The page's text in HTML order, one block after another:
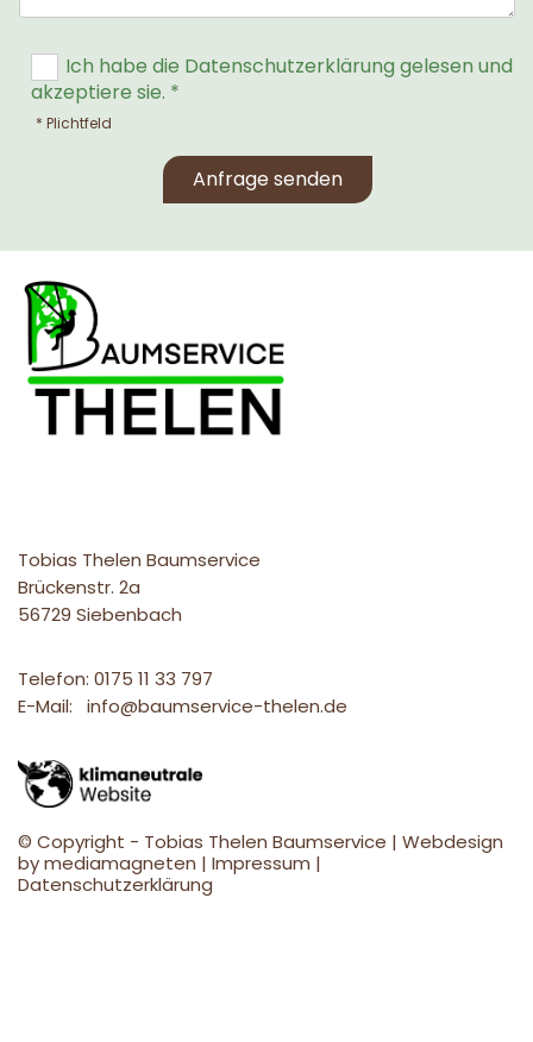
Ich habe die Datenschutzerklärung gelesen und
akzeptiere sie. *
* Plichtfeld
Tobias Thelen Baumservice
Brückenstr. 2a
56729 Siebenbach
Telefon: 0175 11 33 797
E-Mail: info@baumservice-thelen.de
© Copyright - Tobias Thelen Baumservice | Webdesign
bymediamagneten | Impressum |
Datenschutzerklärung